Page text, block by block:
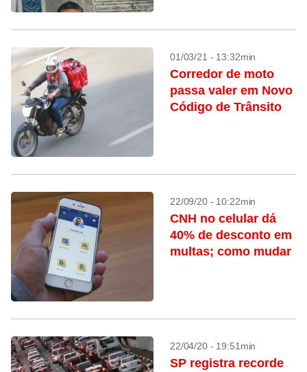
01/03/21 - 13:32min
Corredor de moto
passa valer em Novo
Código de Trânsito
22/09/20 - 10:22min
CNH no celular dá
40% de desconto em
multas; como mudar
22/04/20 - 19:51min
SP registra recorde